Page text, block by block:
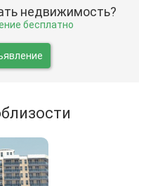
недвижимость?
бесплатно